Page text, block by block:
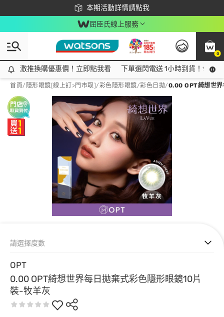
本期活動詳情請點我
下載app最高回饋$350
屈臣氏線上服務
0
激推換購優惠價！立即點我看
激推換購優惠價！立即點我看 下單選閃電送 1小時到貨！領神
首頁/ 隱形眼鏡[線上訂>門市取]/彩色隱形眼鏡/彩色日拋/0.00 OPT綺想世界
OPT
0.00 OPT綺想世界每日拋棄式彩色隱形眼鏡10片
裝-牧羊灰
請選擇度數